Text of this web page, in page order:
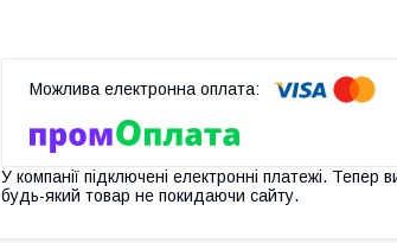
У компанії підключені електронні платежі. Тепер
будь-який товар не покидаючи сайту.